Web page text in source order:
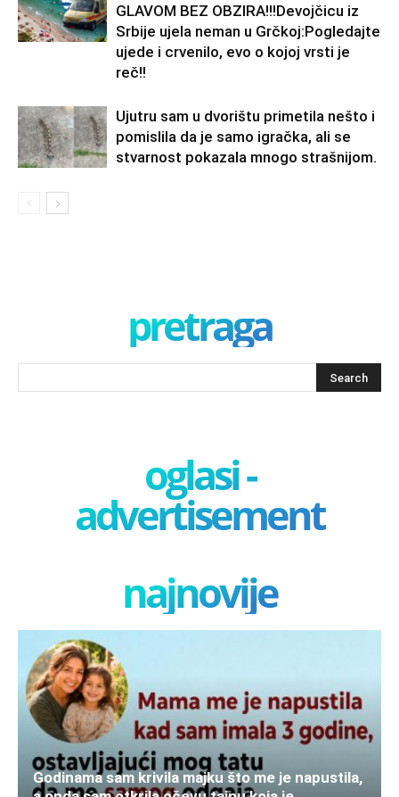
GLAVOM BEZ OBZIRA!!!Devojčicu iz
Srbije ujela neman u Grčkoj:Pogledajte
ujede i crvenilo, evo o kojoj vrsti je
reč!!
Ujutru sam u dvorištu primetila nešto i
pomislila da je samo igračka, ali se
stvarnost pokazala mnogo strašnijom.
pretraga
oglasi -
advertisement
najnovije
Godinama sam krivila majku što me je napustila,